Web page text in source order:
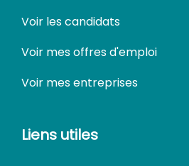
Voir les candidats
Voir mes offres d'emploi
Voir mes entreprises
Liens utiles